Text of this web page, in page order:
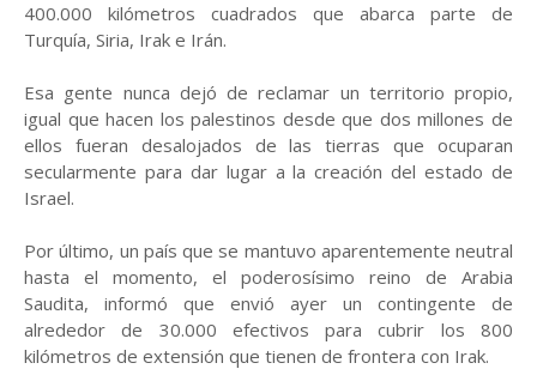
400.000 kilómetros cuadrados que abarca parte de
Turquía, Siria, Irak e Irán.
Esa gente nunca dejó de reclamar un territorio propio,
igual que hacen los palestinos desde que dos millones de
ellos fueran desalojados de las tierras que ocuparan
secularmente para dar lugar a la creación del estado de
Israel.
Por último, un país que se mantuvo aparentemente neutral
hasta el momento, el poderosísimo reino de Arabia
Saudita, informó que envió ayer un contingente de
alrededor de 30.000 efectivos para cubrir los 800
kilómetros de extensión que tienen de frontera con Irak.